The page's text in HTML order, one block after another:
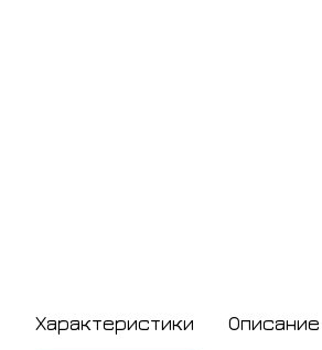
Характеристики Описание